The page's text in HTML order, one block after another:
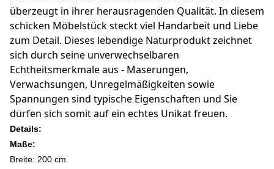
überzeugt in ihrer herausragenden Qualität. In diesem
schicken Möbelstück steckt viel Handarbeit und Liebe
zum Detail. Dieses lebendige Naturprodukt zeichnet
sich durch seine unverwechselbaren
Echtheitsmerkmale aus - Maserungen,
Verwachsungen, Unregelmäßigkeiten sowie
Spannungen sind typische Eigenschaften und Sie
dürfen sich somit auf ein echtes Unikat freuen.
Details:
Maße:
Breite: 200 cm